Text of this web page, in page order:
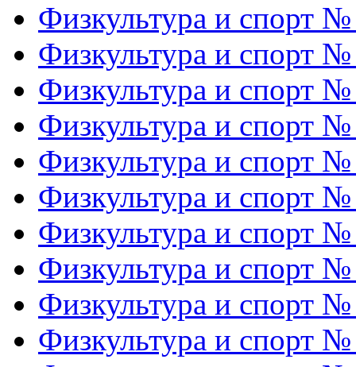
Физкультура и спорт
Физкультура и спорт
Физкультура и спорт
Физкультура и спорт
Физкультура и спорт
Физкультура и спорт
Физкультура и спорт
Физкультура и спорт
Физкультура и спорт
Физкультура и спорт